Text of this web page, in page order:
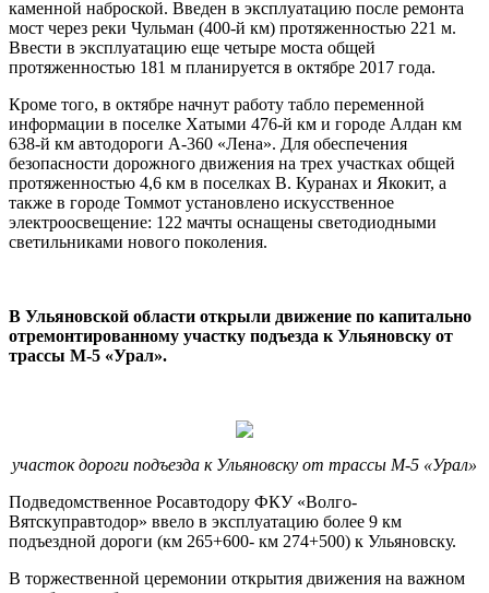
каменной наброской. Введен в эксплуатацию после ремонта
мост через реки Чульман (400-й км) протяженностью 221 м.
Ввести в эксплуатацию еще четыре моста общей
протяженностью 181 м планируется в октябре 2017 года.
Кроме того, в октябре начнут работу табло переменной
информации в поселке Хатыми 476-й км и городе Алдан км
638-й км автодороги А-360 «Лена». Для обеспечения
безопасности дорожного движения на трех участках общей
протяженностью 4,6 км в поселках В. Куранах и Якокит, а
также в городе Томмот установлено искусственное
электроосвещение: 122 мачты оснащены светодиодными
светильниками нового поколения.
В Ульяновской области открыли движение по капитально
отремонтированному участку подъезда к Ульяновску от
трассы М-5 «Урал».
участок дороги подъезда к Ульяновску от трассы М-5 «Урал»
Подведомственное Росавтодору ФКУ «Волго-
Вятскуправтодор» ввело в эксплуатацию более 9 км
подъездной дороги (км 265+600- км 274+500) к Ульяновску.
В торжественной церемонии открытия движения на важном